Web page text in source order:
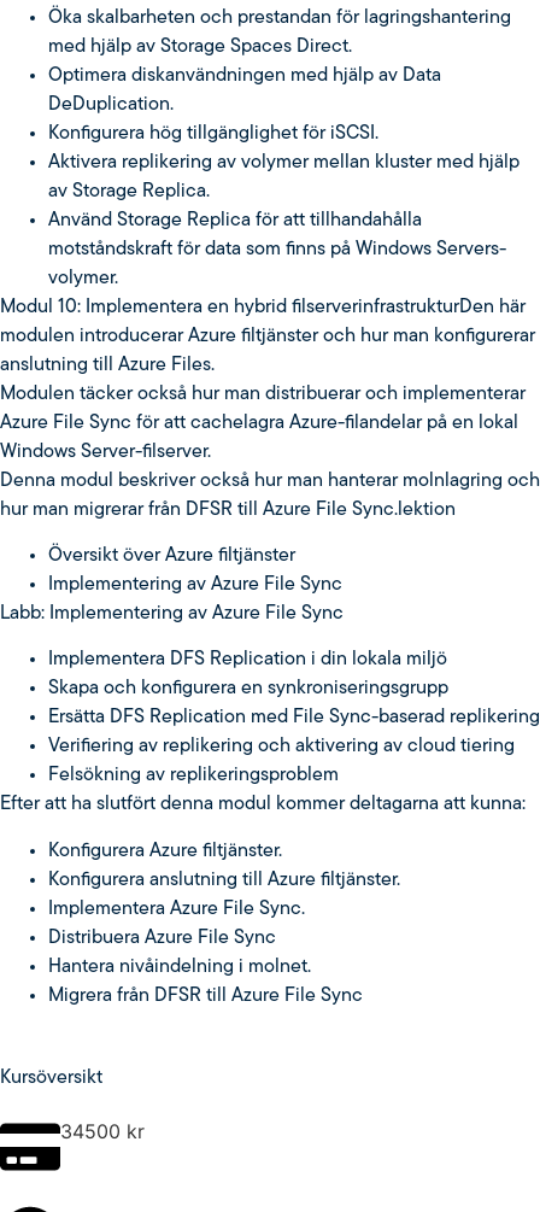
Öka skalbarheten och prestandan för lagringshantering
med hjälp av Storage Spaces Direct.
Optimera diskanvändningen med hjälp av Data
DeDuplication.
Konfigurera hög tillgänglighet för iSCSI.
Aktivera replikering av volymer mellan kluster med hjälp
av Storage Replica.
Använd Storage Replica för att tillhandahålla
motståndskraft för data som finns på Windows Servers-
volymer.
Modul 10: Implementera en hybrid filserverinfrastrukturDen här
modulen introducerar Azure filtjänster och hur man konfigurerar
anslutning till Azure Files.
Modulen täcker också hur man distribuerar och implementerar
Azure File Sync för att cachelagra Azure-filandelar på en lokal
Windows Server-filserver.
Denna modul beskriver också hur man hanterar molnlagring och
hur man migrerar från DFSR till Azure File Sync.lektion
Översikt över Azure filtjänster
Implementering av Azure File Sync
Labb: Implementering av Azure File Sync
Implementera DFS Replication i din lokala miljö
Skapa och konfigurera en synkroniseringsgrupp
Ersätta DFS Replication med File Sync-baserad replikering
Verifiering av replikering och aktivering av cloud tiering
Felsökning av replikeringsproblem
Efter att ha slutfört denna modul kommer deltagarna att kunna:
Konfigurera Azure filtjänster.
Konfigurera anslutning till Azure filtjänster.
Implementera Azure File Sync.
Distribuera Azure File Sync
Hantera nivåindelning i molnet.
Migrera från DFSR till Azure File Sync
Kursöversikt
34500 kr